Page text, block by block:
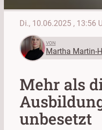
Di., 10.06.2025 , 13:56
VON
Martha Martin-
Mehr als
unbesetzt